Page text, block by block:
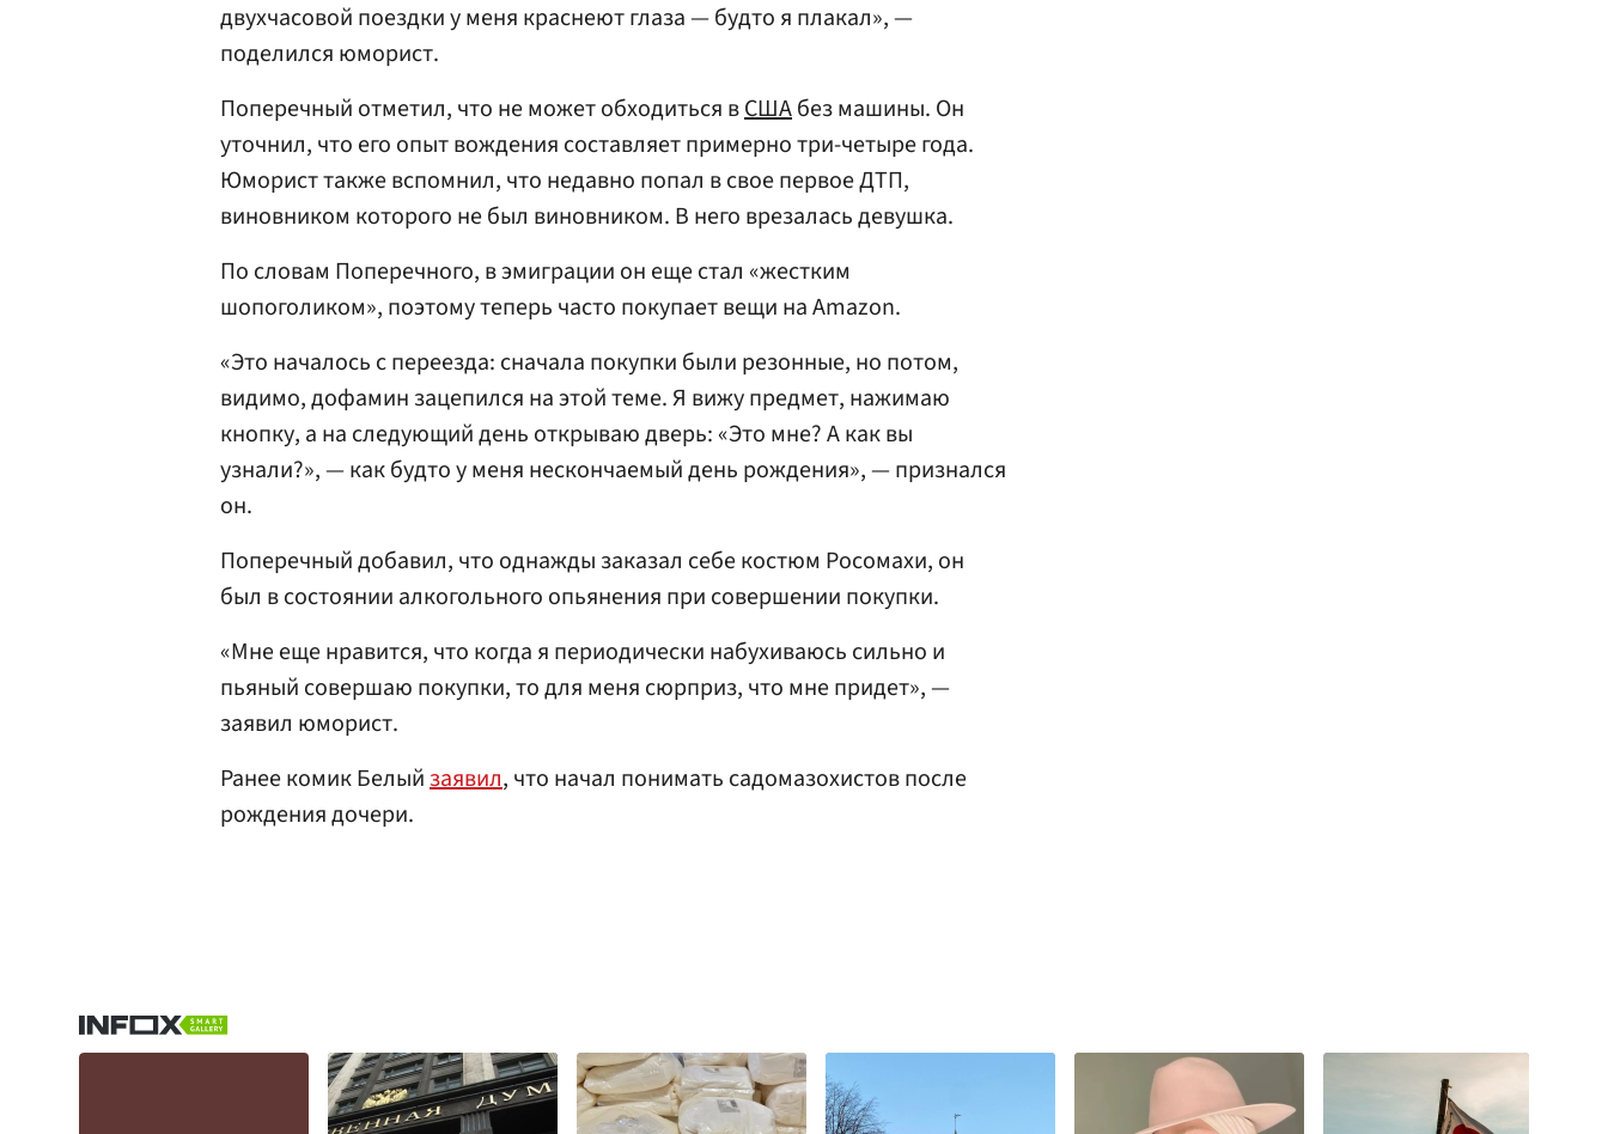
двухчасовой поездки у меня краснеют глаза — будто я плакал», —
поделился юморист.
Поперечный отметил, что не может обходиться вСШАбез машины. Он
уточнил, что его опыт вождения составляет примерно три-четыре года.
Юморист также вспомнил, что недавно попал в свое первое ДТП,
виновником которого не был виновником. В него врезалась девушка.
По словам Поперечного, в эмиграции он еще стал «жестким
шопоголиком», поэтому теперь часто покупает вещи на Amazon.
«Это началось с переезда: сначала покупки были резонные, но потом,
видимо, дофамин зацепился на этой теме. Я вижу предмет, нажимаю
кнопку, а на следующий день открываю дверь: «Это мне? А как вы
узнали?», — как будто у меня нескончаемый день рождения», — признался
он.
Поперечный добавил, что однажды заказал себе костюм Росомахи, он
был в состоянии алкогольного опьянения при совершении покупки.
«Мне еще нравится, что когда я периодически набухиваюсь сильно и
пьяный совершаю покупки, то для меня сюрприз, что мне придет», —
заявил юморист.
Ранее комик Белыйзаявил, что начал понимать садомазохистов после
рождения дочери.